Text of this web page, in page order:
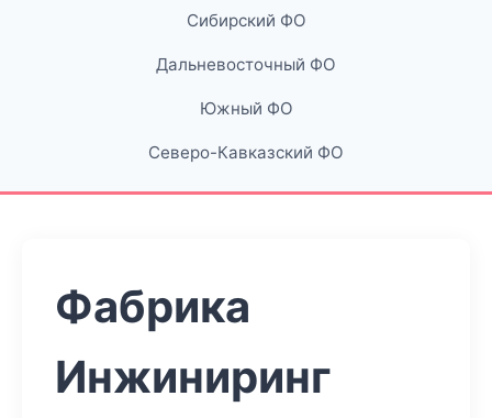
Сибирский ФО
Дальневосточный ФО
Южный ФО
Северо-Кавказский ФО
Фабрика
Инжиниринг